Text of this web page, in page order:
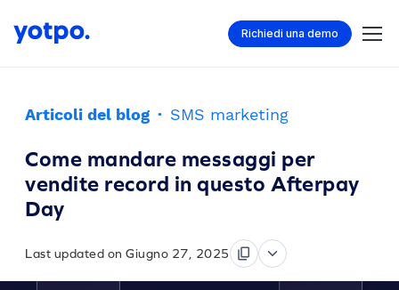
Richiedi una demo
Articoli del blog · SMS marketing
Come mandare messaggi per
vendite record in questo Afterpay
Day
Last updated on Giugno 27, 2025